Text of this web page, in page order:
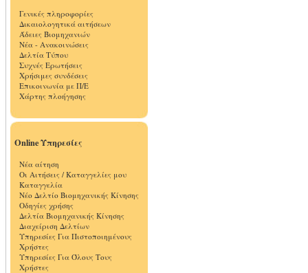
Γενικές πληροφορίες
Δικαιολογητικά αιτήσεων
Άδειες Βιομηχανιών
Νέα - Ανακοινώσεις
Δελτία Τύπου
Συχνές Ερωτήσεις
Χρήσιμες συνδέσεις
Επικοινωνία με Π/Ε
Χάρτης πλοήγησης
Online Υπηρεσίες
Νέα αίτηση
Οι Αιτήσεις / Καταγγελίες μου
Καταγγελία
Νέο Δελτίο Βιομηχανικής Κίνησης
Οδηγίες χρήσης
Δελτία Βιομηχανικής Κίνησης
Διαχείριση Δελτίων
Υπηρεσίες Για Πιστοποιημένους
Χρήστες
Υπηρεσίες Για Όλους Τους
Χρήστες